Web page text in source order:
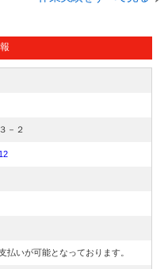
－２
払いが可能となっております。